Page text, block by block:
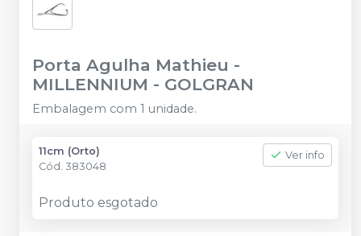
Porta Agulha Mathieu -
MILLENNIUM - GOLGRAN
Embalagem com 1 unidade.
11cm (Orto)
Cód. 383048
Ver info
Produto esgotado